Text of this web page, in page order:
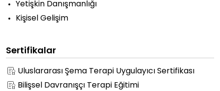
Yetişkin Danışmanlığı
Kişisel Gelişim
Sertifikalar
Uluslararası Şema Terapi Uygulayıcı Sertifikası
Bilişsel Davranışçı Terapi Eğitimi